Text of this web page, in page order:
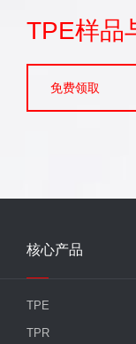
TPE样品
免费领取
核心产品
TPE
TPR